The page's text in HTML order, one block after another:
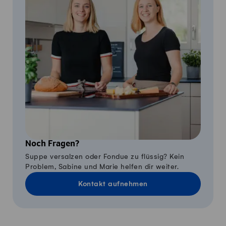
Noch Fragen?
Suppe versalzen oder Fondue zu flüssig? Kein
Problem, Sabine und Marie helfen dir weiter.
Kontakt aufnehmen